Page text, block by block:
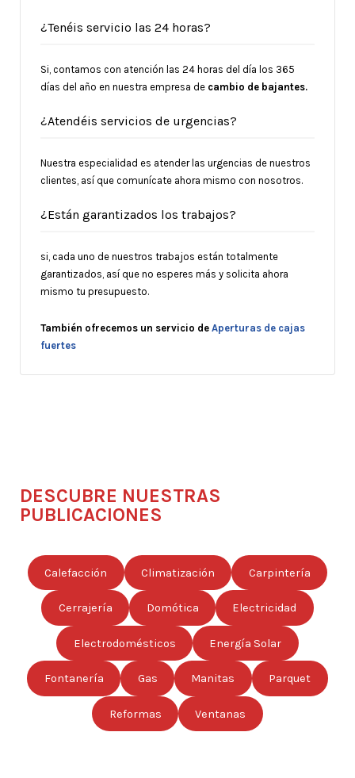
¿Tenéis servicio las 24 horas?
Si, contamos con atención las 24 horas del día los 365
días del año en nuestra empresa de cambio de bajantes.
¿Atendéis servicios de urgencias?
Nuestra especialidad es atender las urgencias de nuestros
clientes, así que comunícate ahora mismo con nosotros.
¿Están garantizados los trabajos?
si, cada uno de nuestros trabajos están totalmente
garantizados, así que no esperes más y solicita ahora
mismo tu presupuesto.
También ofrecemos un servicio de Aperturas de cajas
fuertes
DESCUBRE NUESTRAS
PUBLICACIONES
Calefacción Climatización Carpintería
Cerrajería Domótica Electricidad
Electrodomésticos Energía Solar
Fontanería Gas Manitas Parquet
Reformas Ventanas